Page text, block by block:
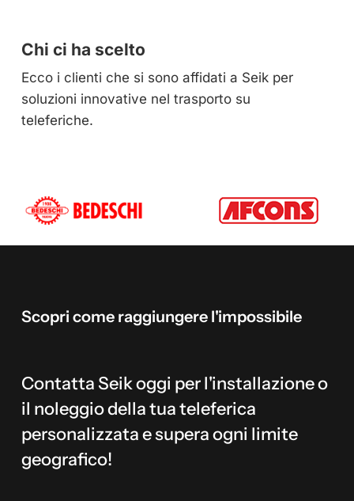
Chi ci ha scelto
Ecco i clienti che si sono affidati a Seik per
soluzioni innovative nel trasporto su
teleferiche.
Scopri come raggiungere l'impossibile
Contatta Seik oggi per l'installazione o
il noleggio della tua teleferica
personalizzata e supera ogni limite
geografico!